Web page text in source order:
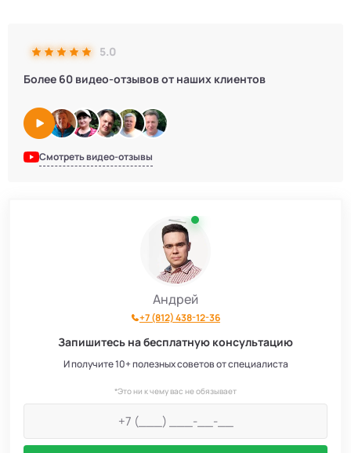
5.0
Более 60 видео-отзывов от наших клиентов
Смотреть видео-отзывы
Андрей
+7 (812) 438-12-36
Запишитесь на бесплатную консультацию
И получите 10+ полезных советов от специалиста
*Это ни к чему вас не обязывает